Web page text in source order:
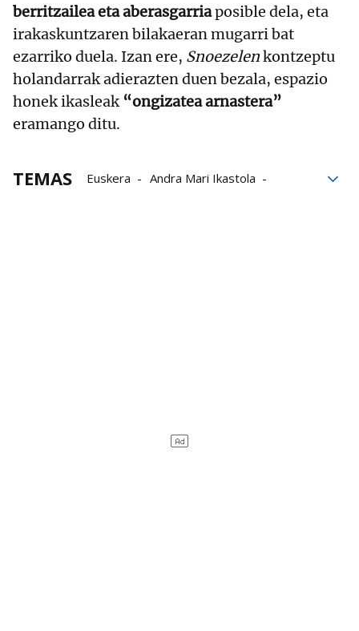
berritzailea eta aberasgarriaposible dela, eta
irakaskuntzaren bilakaeran mugarri bat
ezarriko duela. Izan ere, Snoezelenkontzeptu
holandarrak adierazten duen bezala, espazio
honek ikasleak “ongizatea arnastera”
eramango ditu.
TEMAS Euskera
Andra Mari Ikastola